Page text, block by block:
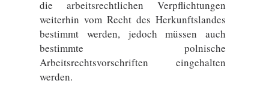
die arbeitsrechtlichen Verpflichtungen
weiterhin vom Recht des Herkunftslandes
bestimmt werden, jedoch müssen auch
bestimmte polnische
Arbeitsrechtsvorschriften eingehalten
werden.